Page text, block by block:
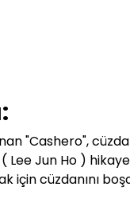
"Cashero",
Jun Ho )
için cüzdanını